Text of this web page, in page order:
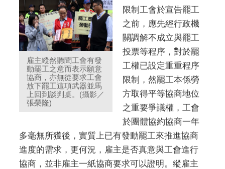
雇主縱然聽聞工會有發
動罷工之意而表示願意
協商，亦無從要求工會
放下罷工這項武器並馬
上回到談判桌。(攝影／
張榮隆)
限制工會於宣告罷工
之前，應先經行政機
關調解不成立與罷工
投票等程序，對於罷
工權已設定重重程序
限制，然罷工本係勞
方取得平等協商地位
之重要爭議權，工會
於團體協約協商一年
多毫無所獲後，實質上已有發動罷工來推進協商
進度的需求，更何況，雇主是否真意與工會進行
協商，並非雇主一紙協商要求可以證明。縱雇主